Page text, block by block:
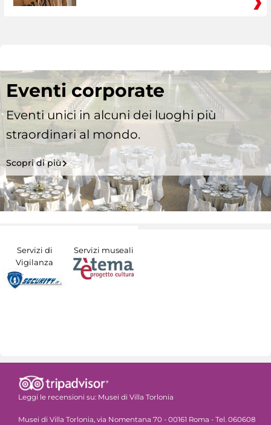
Eventi corporate
Eventi unici in alcuni dei luoghi più
straordinari al mondo.
Scopri di più
Servizi di
Vigilanza
Servizi museali
Leggi le recensioni su: Musei di Villa Torlonia
Musei di Villa Torlonia, via Nomentana 70 - 00161 Roma - Tel. 060608